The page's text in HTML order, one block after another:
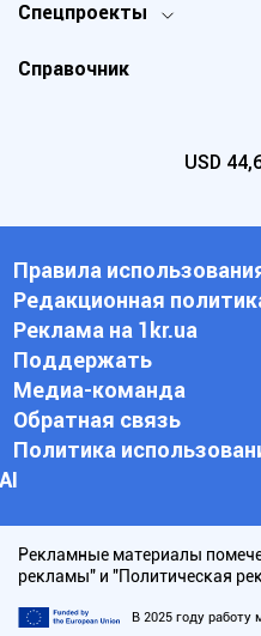
Спецпроекты
Справочник
USD
Правила
Редакционная
Реклама на 1kr.ua
Поддержать
Медиа-команда
Обратная связь
Политика
АI
Рекламные материалы
рекламы" и "Политическая
В 2025 году работу